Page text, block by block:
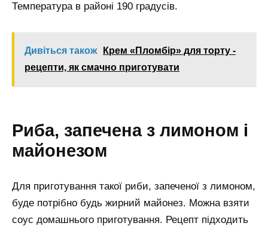
Температура в районі 190 градусів.
Дивіться також
Крем «Пломбір» для торту -
рецепти, як смачно приготувати
Риба, запечена з лимоном і
майонезом
Для приготування такої риби, запеченої з лимоном,
буде потрібно будь жирний майонез. Можна взяти
соус домашнього приготування. Рецепт підходить